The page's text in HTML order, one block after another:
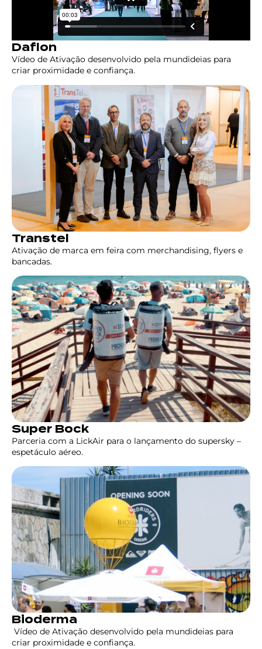
Daflon
Vídeo de Ativação desenvolvido pela mundideias para
criar proximidade e confiança.
Transtel
Ativação de marca em feira com merchandising, flyers e
bancadas.
Super Bock
Parceria com a LickAir para o lançamento do supersky –
espetáculo aéreo.
Bioderma
Vídeo de Ativação desenvolvido pela mundideias para
criar proximidade e confiança.